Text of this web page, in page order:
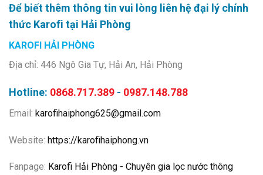
Để biết thêm thông tin vui lòng liên hệ đại lý chính
thức Karofi tại Hải Phòng
KAROFI HẢI PHÒNG
Địa chỉ: 446 Ngô Gia Tự, Hải An, Hải Phòng
Hotline: 0868.717.389 - 0987.148.788
Email: karofihaiphong625@gmail.com
Website: https://karofihaiphong.vn
Fanpage: Karofi Hải Phòng - Chuyên gia lọc nước thông